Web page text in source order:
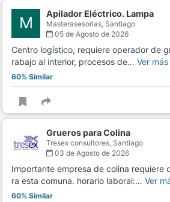
M Apilador Eléctrico. Lampa
Masterasesorias, Santiago
05 de Agosto de 2026
Centro logístico, requiere operador de
rabajo al interior, procesos de… Ver más
60% Similar
Grueros para Colina
Tresex consultores, Santiago
03 de Agosto de 2026
Importante empresa de colina requiere
ra esta comuna. horario laboral:… Ver
60% Similar